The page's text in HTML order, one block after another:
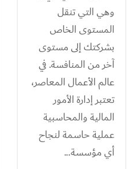
وهي التي تنقل
المستوى الخاص
بشركتك إلى مستوى
آخر من المنافسة. في
عالم الأعمال المعاصر،
تعتبر إدارة الأمور
المالية والمحاسبية
عملية حاسمة لنجاح
أي مؤسسة...